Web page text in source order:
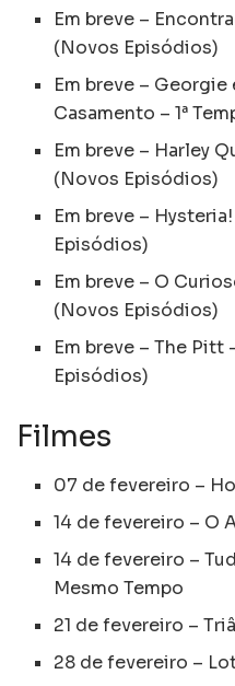
Em breve –
(Novos Episódios)
Em breve – Georgie
Casamento – 1ª
Em breve – Harley
(Novos Episódios)
Em breve –
Episódios)
Em breve – O
(Novos Episódios)
Em breve – The Pitt
Episódios)
Filmes
07 de fevereiro –
14 de fevereiro – O
14 de fevereiro –
Mesmo Tempo
21 de fevereiro –
28 de fevereiro –